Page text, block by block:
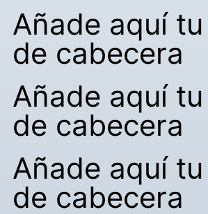
Añade aquí
de cabecera
Añade aquí
de cabecera
Añade aquí
de cabecera